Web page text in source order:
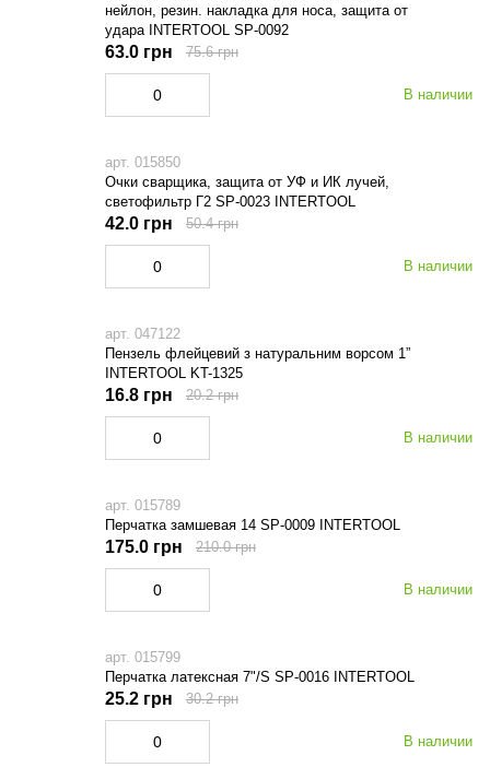
нейлон, резин. накладка для носа, защита от
удара INTERTOOL SP-0092
В наличии
63.0 грн 75.6 грн
арт. 015850
Очки сварщика, защита от УФ и ИК лучей,
светофильтр Г2 SP-0023 INTERTOOL
В наличии
42.0 грн 50.4 грн
арт. 047122
Пензель флейцевий з натуральним ворсом 1”
INTERTOOL KT-1325
В наличии
16.8 грн 20.2 грн
арт. 015789
Перчатка замшевая 14 SP-0009 INTERTOOL
В наличии
175.0 грн 210.0 грн
арт. 015799
Перчатка латексная 7"/S SP-0016 INTERTOOL
В наличии
25.2 грн 30.2 грн